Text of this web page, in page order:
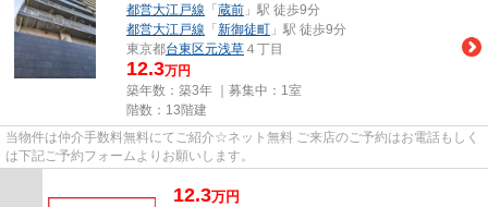
都営大江戸線 「 蔵前 」駅 徒歩9分
都営大江戸線 「 新御徒町 」駅 徒歩9分
東京都台東区元浅草 ４丁目
12.3万円
築年数：築3年 ｜募集中： 1室
階数：13階建
当物件は仲介手数料無料にてご紹介☆ネット無料 ご来店のご予約はお電話もしく
は下記ご予約フォームよりお願いします。
12.3万円